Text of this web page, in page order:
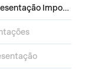
Por Que as Estatísticas de Apresentação Importam Agora